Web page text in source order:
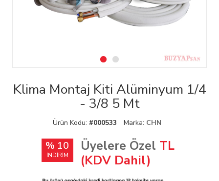
Klima Montaj Kiti Alüminyum 1/4
- 3/8 5 Mt
Ürün Kodu: #000533 Marka: CHN
% 10
İNDİRİM
Üyelere Özel TL
(KDV Dahil)